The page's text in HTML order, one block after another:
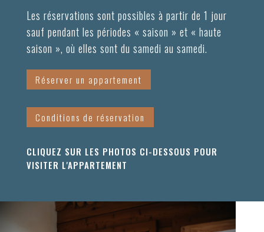
Les réservations sont possibles à partir de 1 jour
sauf pendant les périodes « saison » et « haute
saison », où elles sont du samedi au samedi.
Réserver un appartement
Conditions de réservation
CLIQUEZ SUR LES PHOTOS CI-DESSOUS POUR
VISITER L'APPARTEMENT